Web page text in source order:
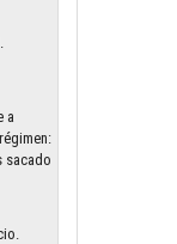
a
sacado